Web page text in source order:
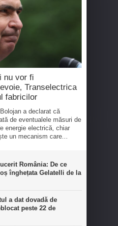
nu vor fi
Transelectrica
fabricilor
a declarat că
de eventualele măsuri de
energie electrică, chiar
un mecanism care...
România: De ce
înghețata Gelatelli de la
a dat dovadă de
peste 22 de